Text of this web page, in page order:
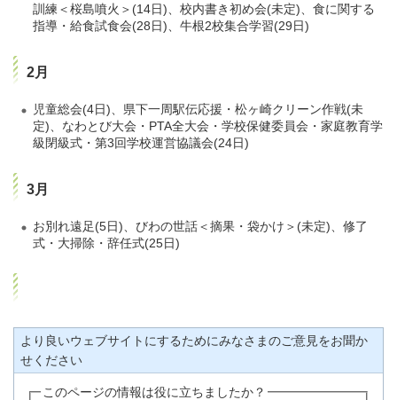
訓練＜桜島噴火＞(14日)、校内書き初め会(未定)、食に関する
指導・給食試食会(28日)、牛根2校集合学習(29日)
2月
児童総会(4日)、県下一周駅伝応援・松ヶ崎クリーン作戦(未
定)、なわとび大会・PTA全大会・学校保健委員会・家庭教育学
級閉級式・第3回学校運営協議会(24日)
3月
お別れ遠足(5日)、びわの世話＜摘果・袋かけ＞(未定)、修了
式・大掃除・辞任式(25日)
より良いウェブサイトにするためにみなさまのご意見をお聞か
せください
このページの情報は役に立ちましたか？